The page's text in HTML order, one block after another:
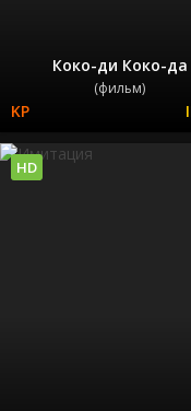
Коко-ди Коко-да
(фильм)
HD